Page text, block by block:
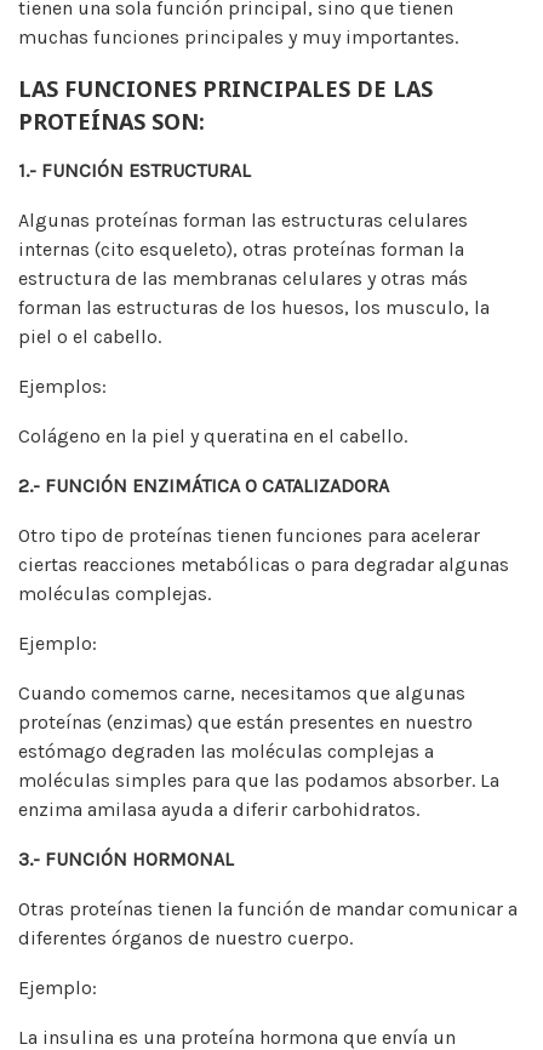
tienen una sola función principal, sino que tienen
muchas funciones principales y muy importantes.
LAS FUNCIONES PRINCIPALES DE LAS
PROTEÍNAS SON:
1.- FUNCIÓN ESTRUCTURAL
Algunas proteínas forman las estructuras celulares
internas (cito esqueleto), otras proteínas forman la
estructura de las membranas celulares y otras más
forman las estructuras de los huesos, los musculo, la
piel o el cabello.
Ejemplos:
Colágeno en la piel y queratina en el cabello.
2.- FUNCIÓN ENZIMÁTICA O CATALIZADORA
Otro tipo de proteínas tienen funciones para acelerar
ciertas reacciones metabólicas o para degradar algunas
moléculas complejas.
Ejemplo:
Cuando comemos carne, necesitamos que algunas
proteínas (enzimas) que están presentes en nuestro
estómago degraden las moléculas complejas a
moléculas simples para que las podamos absorber. La
enzima amilasa ayuda a diferir carbohidratos.
3.- FUNCIÓN HORMONAL
Otras proteínas tienen la función de mandar comunicar a
diferentes órganos de nuestro cuerpo.
Ejemplo:
La insulina es una proteína hormona que envía un